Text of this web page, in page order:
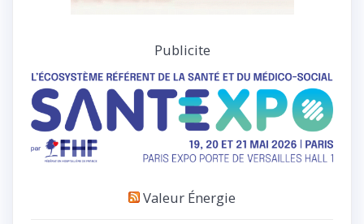
Publicite
Valeur Énergie